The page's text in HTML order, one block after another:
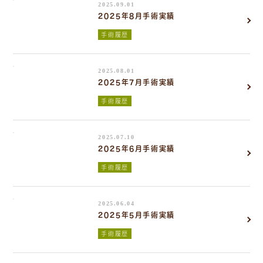
2025.09.01
2025年8月手術実績
手術履歴
2025.08.01
2025年7月手術実績
手術履歴
2025.07.10
2025年6月手術実績
手術履歴
2025.06.04
2025年5月手術実績
手術履歴